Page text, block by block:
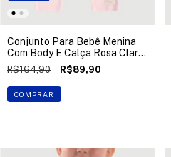
Conjunto Para Bebê Menina
Com Body E Calça Rosa Claro
Up Baby
R$164,90 R$89,90
COMPRAR